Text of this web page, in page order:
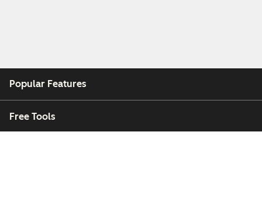
Popular Features
Free Tools